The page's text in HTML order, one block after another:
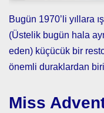
Bugün 1970’li yıllara
(Üstelik bugün hala
eden) küçücük bir
önemli duraklardan
Miss